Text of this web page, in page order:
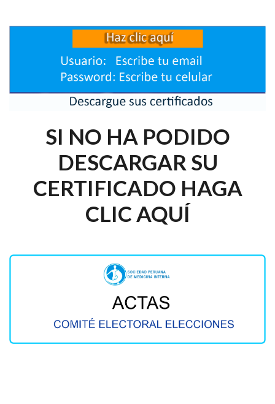
SI NO HA PODIDO
DESCARGAR SU
CERTIFICADO HAGA
CLIC AQUÍ